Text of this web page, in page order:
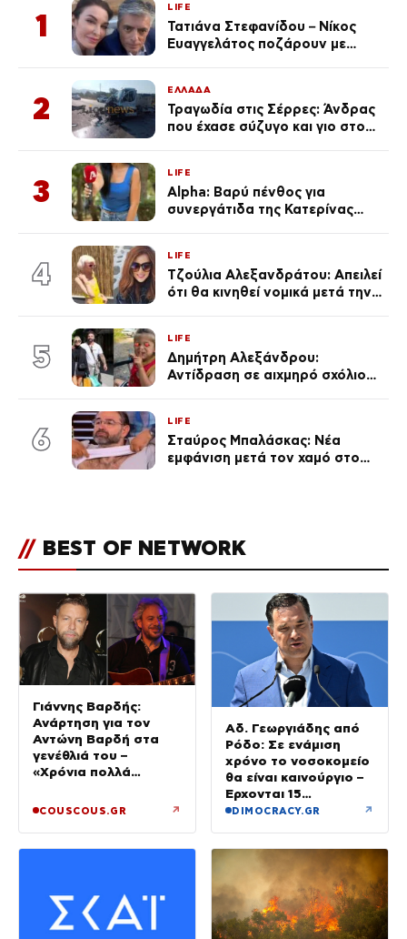
1
LIFE
Τατιάνα Στεφανίδου – Νίκος
Ευαγγελάτος ποζάρουν με
2
ΕΛΛΑΔΑ
Τραγωδία στις Σέρρες: Άνδρας
που έχασε σύζυγο και γιο στο
3
LIFE
Alpha: Βαρύ πένθος για
συνεργάτιδα της Κατερίνας
του Θεού»
4
LIFE
Τζούλια Αλεξανδράτου: Απειλεί
ότι θα κινηθεί νομικά μετά την
5
LIFE
Δημήτρη Αλεξάνδρου:
Αντίδραση σε αιχμηρό σχόλιο
6
LIFE
Σταύρος Μπαλάσκας: Νέα
εμφάνιση μετά τον χαμό στο
// BEST OF NETWORK
Γιάννης Βαρδής:
Ανάρτηση για τον
Αντώνη Βαρδή στα
γενέθλιά του –
«Χρόνια πολλά
COUSCOUS.GR ↗
Αδ. Γεωργιάδης από
Ρόδο: Σε ενάμιση
χρόνο το νοσοκομείο
θα είναι καινούργιο –
Έρχονται 15
νοσηλευτές και
DIMOCRACY.GR ↗